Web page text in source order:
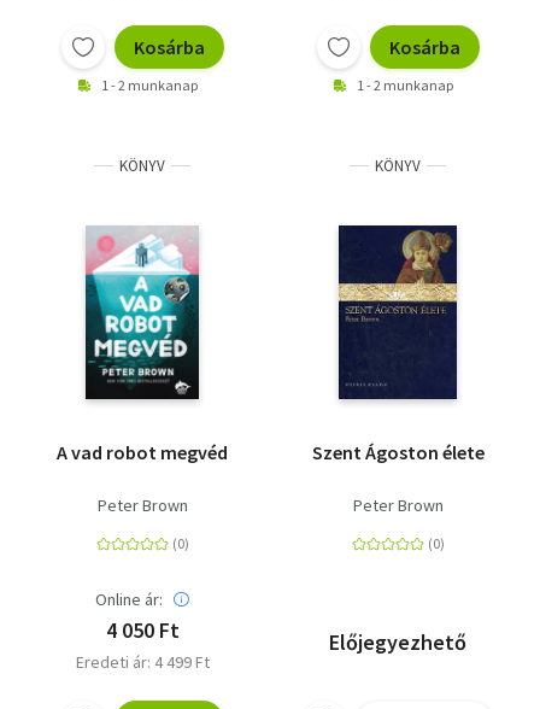
Kosárba
1 - 2 munkanap
Kosárba
1 - 2 munkanap
KÖNYV
A vad robot megvéd
Peter Brown
Online ár:
4 050 Ft
Eredeti ár: 4 499 Ft
KÖNYV
Szent Ágoston élete
Peter Brown
Előjegyezhető